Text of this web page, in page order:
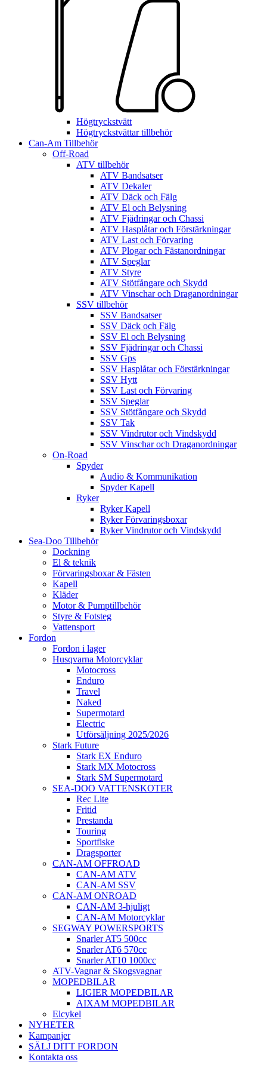
Högtryckstvätt
Högtryckstvättar tillbehör
Can-Am Tillbehör
Off-Road
ATV tillbehör
ATV Bandsatser
ATV Dekaler
ATV Däck och Fälg
ATV El och Belysning
ATV Fjädringar och Chassi
ATV Hasplåtar och Förstärkningar
ATV Last och Förvaring
ATV Plogar och Fästanordningar
ATV Speglar
ATV Styre
ATV Stötfångare och Skydd
ATV Vinschar och Draganordningar
SSV tillbehör
SSV Bandsatser
SSV Däck och Fälg
SSV El och Belysning
SSV Fjädringar och Chassi
SSV Gps
SSV Hasplåtar och Förstärkningar
SSV Hytt
SSV Last och Förvaring
SSV Speglar
SSV Stötfångare och Skydd
SSV Tak
SSV Vindrutor och Vindskydd
SSV Vinschar och Draganordningar
On-Road
Spyder
Audio & Kommunikation
Spyder Kapell
Ryker
Ryker Kapell
Ryker Förvaringsboxar
Ryker Vindrutor och Vindskydd
Sea-Doo Tillbehör
Dockning
El & teknik
Förvaringsboxar & Fästen
Kapell
Kläder
Motor & Pumptillbehör
Styre & Fotsteg
Vattensport
Fordon
Fordon i lager
Husqvarna Motorcyklar
Motocross
Enduro
Travel
Naked
Supermotard
Electric
Utförsäljning 2025/2026
Stark Future
Stark EX Enduro
Stark MX Motocross
Stark SM Supermotard
SEA-DOO VATTENSKOTER
Rec Lite
Fritid
Prestanda
Touring
Sportfiske
Dragsporter
CAN-AM OFFROAD
CAN-AM ATV
CAN-AM SSV
CAN-AM ONROAD
CAN-AM 3-hjuligt
CAN-AM Motorcyklar
SEGWAY POWERSPORTS
Snarler AT5 500cc
Snarler AT6 570cc
Snarler AT10 1000cc
ATV-Vagnar & Skogsvagnar
MOPEDBILAR
LIGIER MOPEDBILAR
AIXAM MOPEDBILAR
Elcykel
NYHETER
Kampanjer
SÄLJ DITT FORDON
Kontakta oss